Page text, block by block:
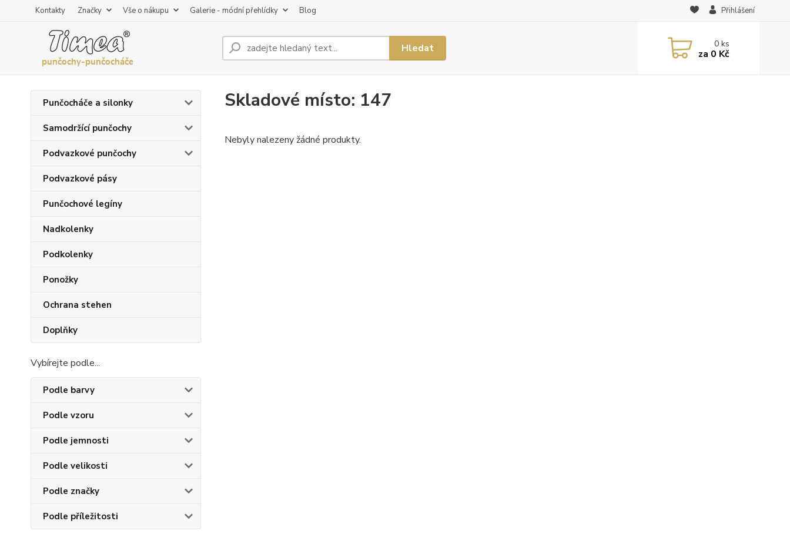
Kontakty Značky Vše o nákupu Galerie - módní přehlídky Blog Přihlášení
Hledat 0ks
za 0 Kč
Punčocháče a silonky
Samodržící punčochy
Podvazkové punčochy
Podvazkové pásy
Punčochové legíny
Nadkolenky
Podkolenky
Ponožky
Ochrana stehen
Doplňky
Vybírejte podle...
Podle barvy
Podle vzoru
Podle jemnosti
Podle velikosti
Podle značky
Podle příležitosti
Skladové místo: 147
Nebyly nalezeny žádné produkty.